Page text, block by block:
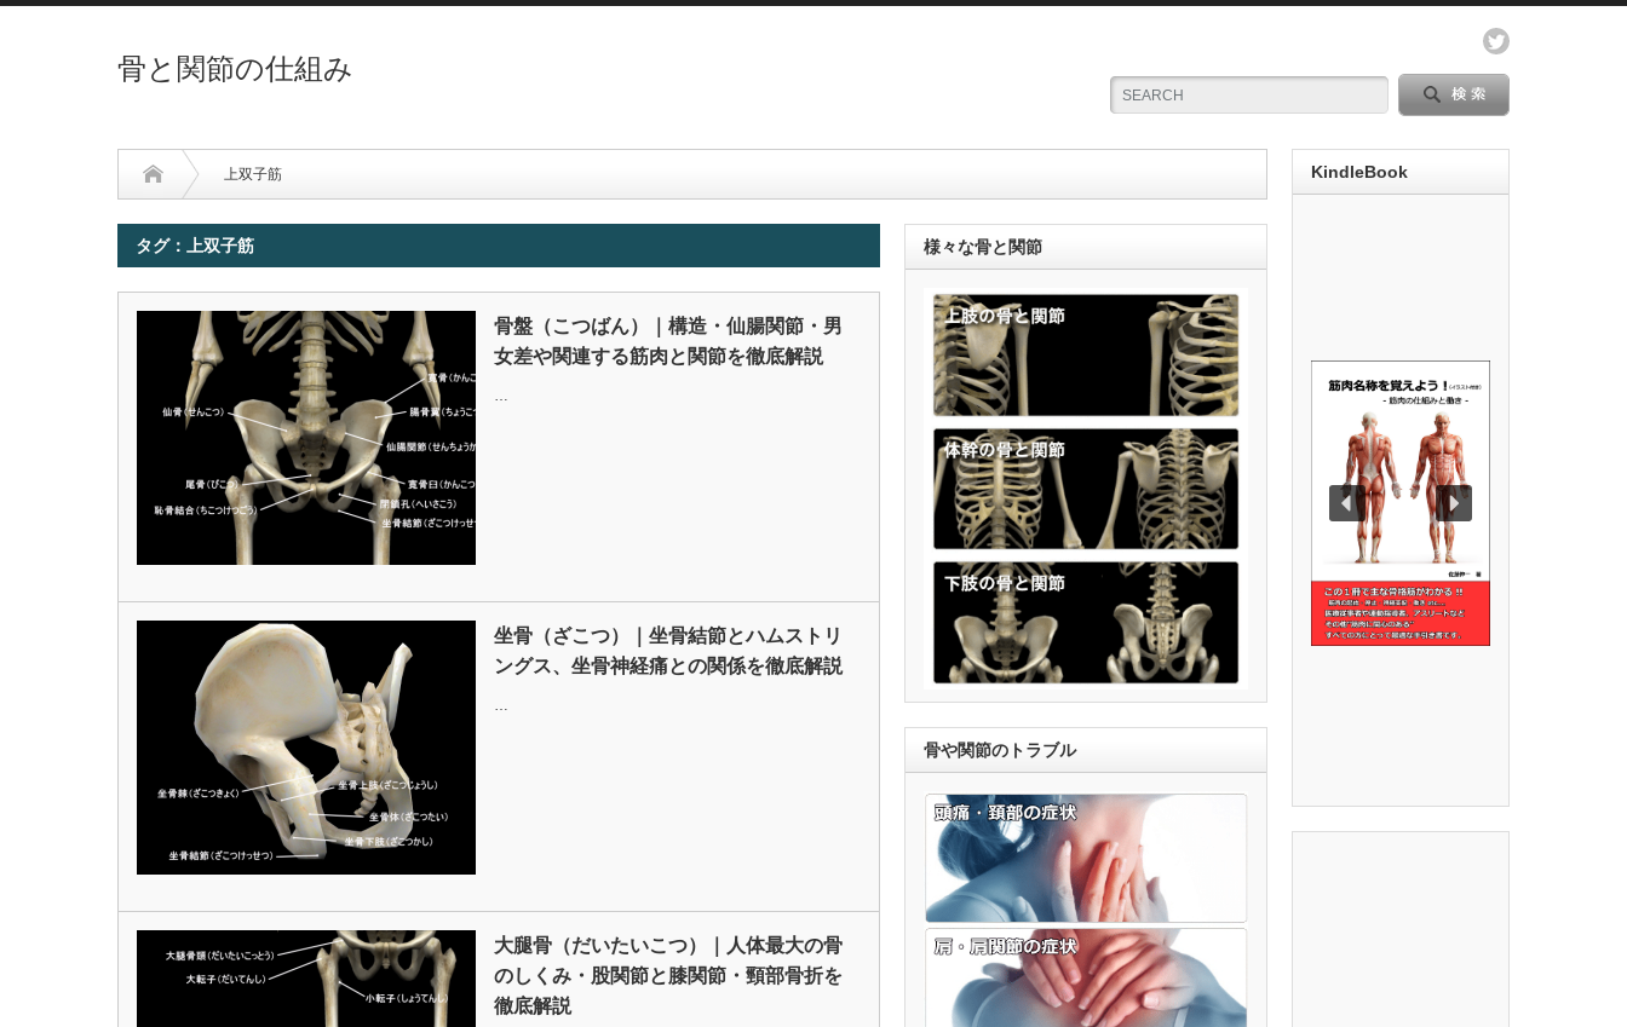
骨と関節の仕組み
上双子筋
タグ：上双子筋
骨盤（こつばん）｜構造・仙腸関節・男
女差や関連する筋肉と関節を徹底解説
…
坐骨（ざこつ）｜坐骨結節とハムストリ
ングス、坐骨神経痛との関係を徹底解説
…
大腿骨（だいたいこつ）｜人体最大の骨
のしくみ・股関節と膝関節・頸部骨折を
徹底解説
様々な骨と関節
骨や関節のトラブル
KindleBook